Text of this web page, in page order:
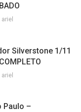
ariel
Silverstone 1/11
ariel
Paulo –